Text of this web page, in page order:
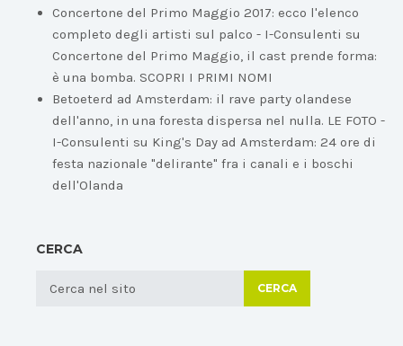
Concertone del Primo Maggio 2017: ecco l'elenco
completo degli artisti sul palco - I-Consulenti su
Concertone del Primo Maggio, il cast prende forma:
è una bomba. SCOPRI I PRIMI NOMI
Betoeterd ad Amsterdam: il rave party olandese
dell'anno, in una foresta dispersa nel nulla. LE FOTO -
I-Consulenti su King's Day ad Amsterdam: 24 ore di
festa nazionale "delirante" fra i canali e i boschi
dell'Olanda
CERCA
CERCA